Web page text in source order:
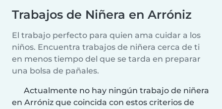
Trabajos de Niñera en Arróniz
El trabajo perfecto para quien ama cuidar a los
niños. Encuentra trabajos de niñera cerca de ti
en menos tiempo del que se tarda en preparar
una bolsa de pañales.
Actualmente no hay ningún trabajo de niñera
en Arróniz que coincida con estos criterios de